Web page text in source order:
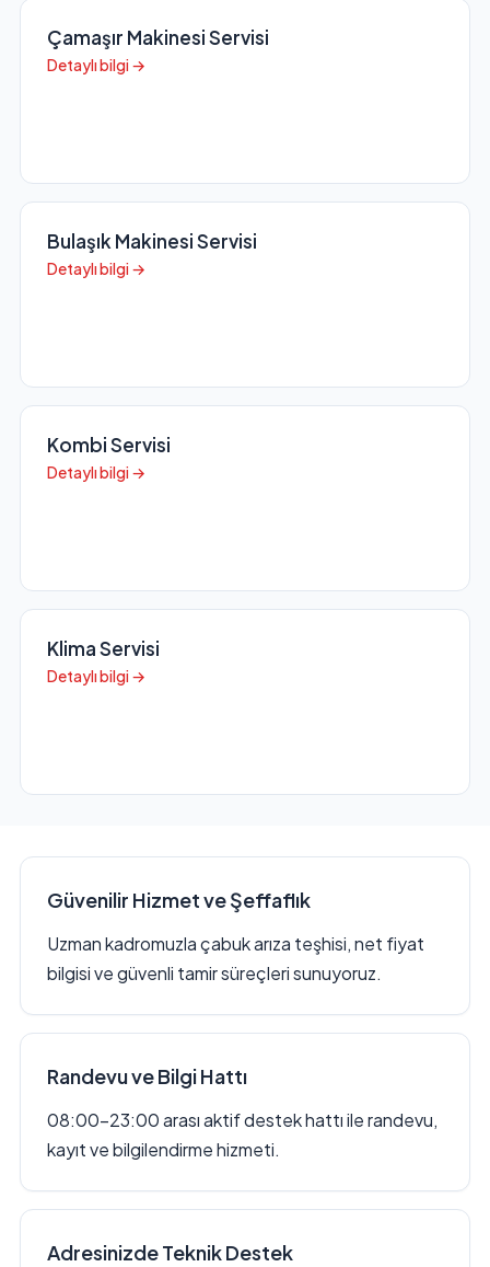
Çamaşır Makinesi Servisi
Detaylı bilgi →
Bulaşık Makinesi Servisi
Detaylı bilgi →
Kombi Servisi
Detaylı bilgi →
Klima Servisi
Detaylı bilgi →
Güvenilir Hizmet ve Şeffaflık
Uzman kadromuzla çabuk arıza teşhisi, net fiyat
bilgisi ve güvenli tamir süreçleri sunuyoruz.
Randevu ve Bilgi Hattı
08:00–23:00 arası aktif destek hattı ile randevu,
kayıt ve bilgilendirme hizmeti.
Adresinizde Teknik Destek